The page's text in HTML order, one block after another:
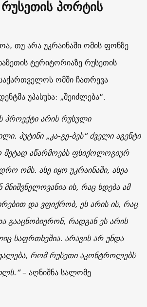
პორტის
თუ არა უკრაინაში ომის ფონზე
ტერიტორიაზე რუსეთის
ომში ჩათრევა
უპასუხა: „შეიძლება“.
პროექტი არის რუსული
პუტინი „კა-გე-ბეს“ ძველი აგენტი
აწარმოებს ფსიქოლოგიურ
ომს. ასე იყო უკრაინაში, ასეა
მნიშვნელოვანია ის, რაც ხდება ამ
და ვფიქრობ, ეს არის ის, რაც
გააცნობიერონ, რადგან ეს არის
საფრთხეშია. არავის არ უნდა
რომ რუსეთი აკონტროლებს
– აღნიშნა სალომე